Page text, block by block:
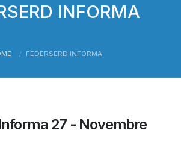
INFORMA
FEDERSERD INFORMA
27 - Novembre